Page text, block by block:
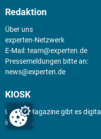
Redaktion
Über uns
experten-Netzwerk
E-Mail:team@experten.de
Pressemeldungen bitte an:
news@experten.de
KIOSK
Unsere Magazine gibt es digital
im Kiosk .